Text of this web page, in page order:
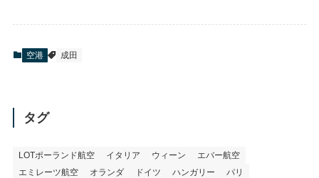
空港 成田
タグ
LOTポーランド航空 イタリア ウィーン
エバー航空
エミレーツ航空
オランダ ドイツ ハンガリー
パリ